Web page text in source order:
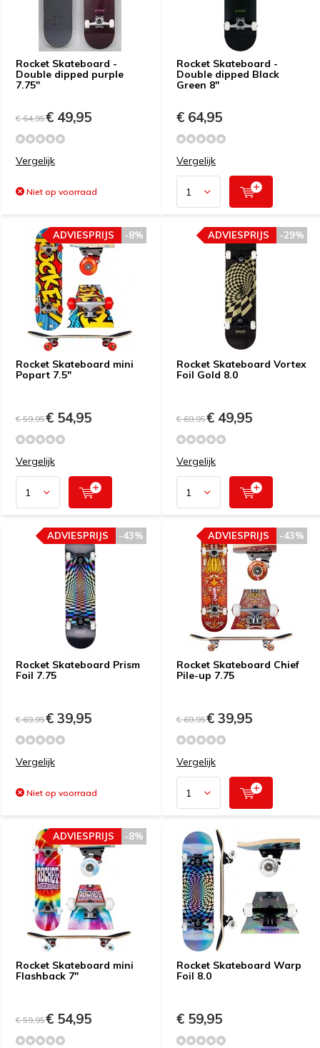
Rocket Skateboard -
Double dipped purple
7.75"
€ 64,95€ 49,95
Vergelijk
Niet op voorraad
Rocket Skateboard -
Double dipped Black
Green 8"
€ 64,95
Vergelijk
Rocket Skateboard mini
Popart 7.5"
-8%
ADVIESPRIJS
€ 59,95€ 54,95
Vergelijk
Rocket Skateboard Vortex
Foil Gold 8.0
-29%
ADVIESPRIJS
€ 69,95€ 49,95
Vergelijk
Rocket Skateboard Prism
Foil 7.75
-43%
ADVIESPRIJS
€ 69,95€ 39,95
Vergelijk
Niet op voorraad
Rocket Skateboard Chief
Pile-up 7.75
-43%
ADVIESPRIJS
€ 69,95€ 39,95
Vergelijk
Rocket Skateboard mini
Flashback 7"
-8%
ADVIESPRIJS
€ 59,95€ 54,95
Rocket Skateboard Warp
Foil 8.0
€ 59,95